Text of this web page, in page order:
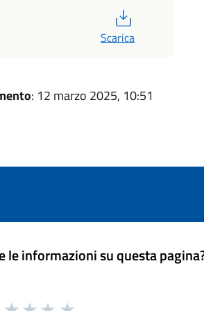
Scarica
: 12 marzo 2025, 10:51
le informazioni su questa